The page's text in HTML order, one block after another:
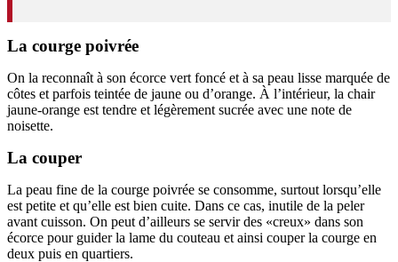
La courge poivrée
On la reconnaît à son écorce vert foncé et à sa peau lisse marquée de
côtes et parfois teintée de jaune ou d’orange. À l’intérieur, la chair
jaune-orange est tendre et légèrement sucrée avec une note de
noisette.
La couper
La peau fine de la courge poivrée se consomme, surtout lorsqu’elle
est petite et qu’elle est bien cuite. Dans ce cas, inutile de la peler
avant cuisson. On peut d’ailleurs se servir des «creux» dans son
écorce pour guider la lame du couteau et ainsi couper la courge en
deux puis en quartiers.